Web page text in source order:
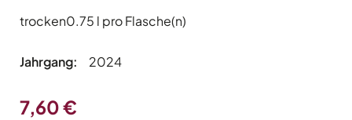
trocken0.75 l pro Flasche(n)
Jahrgang: 2024
Regulärer Preis:
7,60 €